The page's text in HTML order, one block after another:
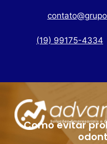
(19) 99175-4334
Como evitar